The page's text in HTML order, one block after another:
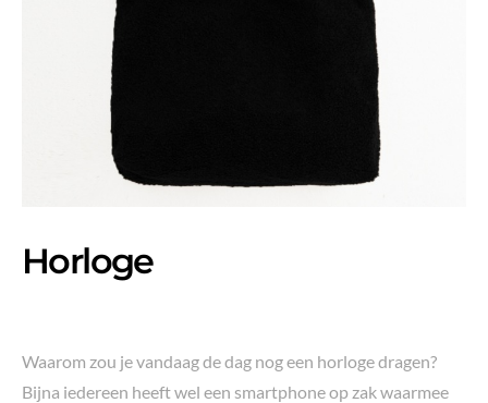
Horloge
Waarom zou je vandaag de dag nog een horloge dragen?
Bijna iedereen heeft wel een smartphone op zak waarmee